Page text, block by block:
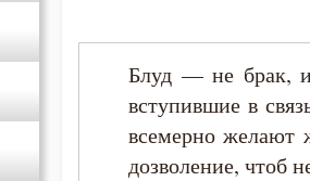
Арсений Великий
Афанасий (Сахаров)
Блуд — не брак,
вступившие в
всемерно желают
дозволение, чтоб